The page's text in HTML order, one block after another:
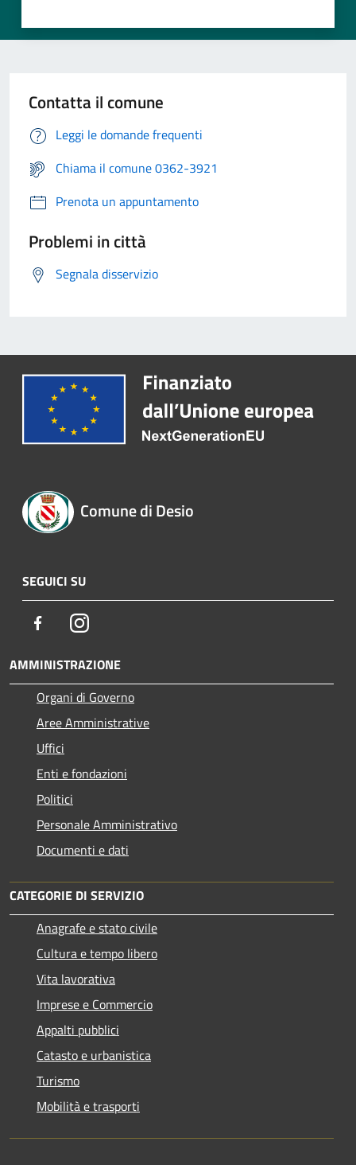
Contatta il comune
Leggi le domande frequenti
Chiama il comune 0362-3921
Prenota un appuntamento
Problemi in città
Segnala disservizio
Comune di Desio
SEGUICI SU
FacebookInstagram
AMMINISTRAZIONE
Organi di Governo
Aree Amministrative
Uffici
Enti e fondazioni
Politici
Personale Amministrativo
Documenti e dati
CATEGORIE DI SERVIZIO
Anagrafe e stato civile
Cultura e tempo libero
Vita lavorativa
Imprese e Commercio
Appalti pubblici
Catasto e urbanistica
Turismo
Mobilità e trasporti